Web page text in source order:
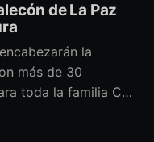
de La Paz
la
más de 30
la familia Con
culturales